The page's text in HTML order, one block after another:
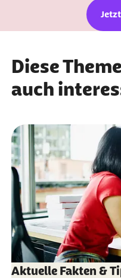
Diese
auch
Aktuelle Fakten &